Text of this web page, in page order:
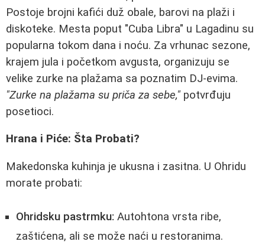
Postoje brojni kafići duž obale, barovi na plaži i
diskoteke. Mesta poput "Cuba Libra" u Lagadinu su
popularna tokom dana i noću. Za vrhunac sezone,
krajem jula i početkom avgusta, organizuju se
velike zurke na plažama sa poznatim DJ-evima.
"Zurke na plažama su priča za sebe," potvrđuju
posetioci.
Hrana i Piće: Šta Probati?
Makedonska kuhinja je ukusna i zasitna. U Ohridu
morate probati:
Ohridsku pastrmku: Autohtona vrsta ribe,
zaštićena, ali se može naći u restoranima.